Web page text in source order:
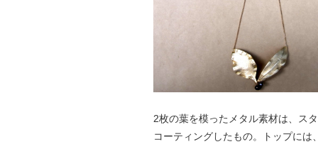
2枚の葉を模ったメタル素材は、ス
コーティングしたもの。トップには